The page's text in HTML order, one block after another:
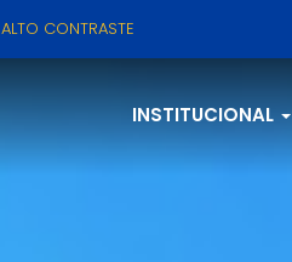
ALTO CONTRASTE
INSTITUCIONAL